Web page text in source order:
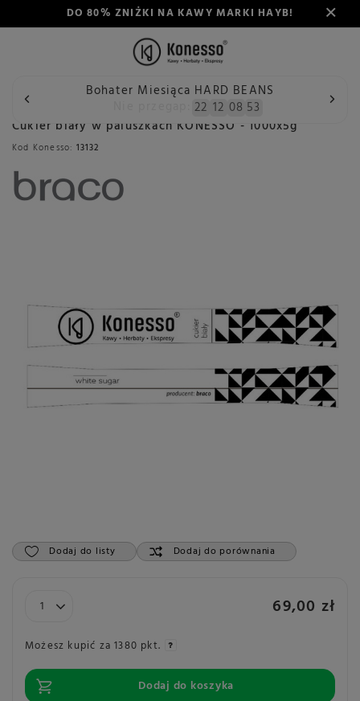
DO 80% ZNIŻKI NA KAWY MARKI HAYB!
Bohater Miesiąca HARD BEANS
22 12 08 53
Wstecz Konesso Delikatesy Spożywcze Cukry i
Cukier biały w paluszkach KONESSO - 1000x5g
Kod Konesso: 13132
Dodaj do listy Dodaj do porównania
69,00 zł
Możesz kupić za1380 pkt.
Dodaj do koszyka